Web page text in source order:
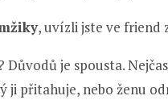
, uvízli jste ve friend
? Důvodů je spousta.
přitahuje, nebo ženu